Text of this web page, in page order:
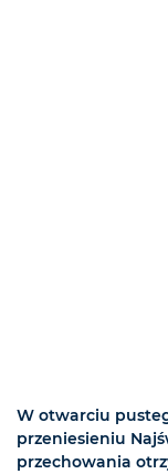
W otwarciu
przeniesieniu
przechowania